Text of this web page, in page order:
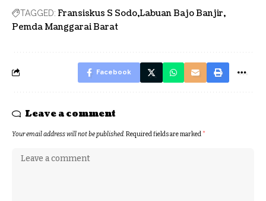
TAGGED: Fransiskus S Sodo Labuan Bajo Banjir
Pemda Manggarai Barat
Facebook
Leave a comment
Your email address will not be published.Required fields are marked*